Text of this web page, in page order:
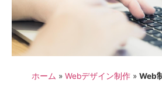
ホーム » Webデザイン制作 » Web